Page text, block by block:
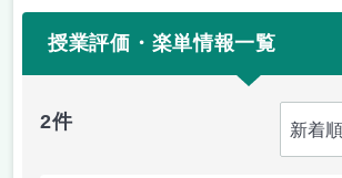
授業評価・楽単情報一覧
2件